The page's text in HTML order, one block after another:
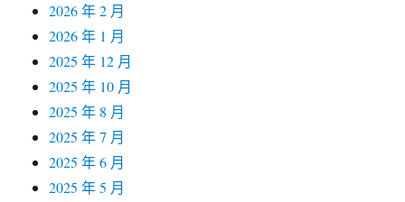
2026 年 2 月
2026 年 1 月
2025 年 12 月
2025 年 10 月
2025 年 8 月
2025 年 7 月
2025 年 6 月
2025 年 5 月